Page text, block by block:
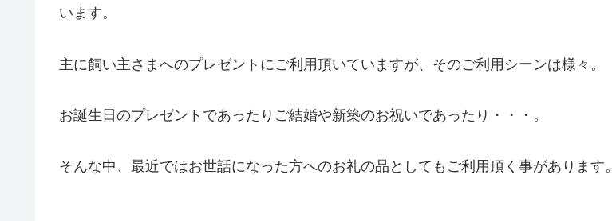
います。
主に飼い主さまへのプレゼントにご利用頂いていますが、そのご利用シーンは様々。
お誕生日のプレゼントであったりご結婚や新築のお祝いであったり・・・。
そんな中、最近ではお世話になった方へのお礼の品としてもご利用頂く事があります。